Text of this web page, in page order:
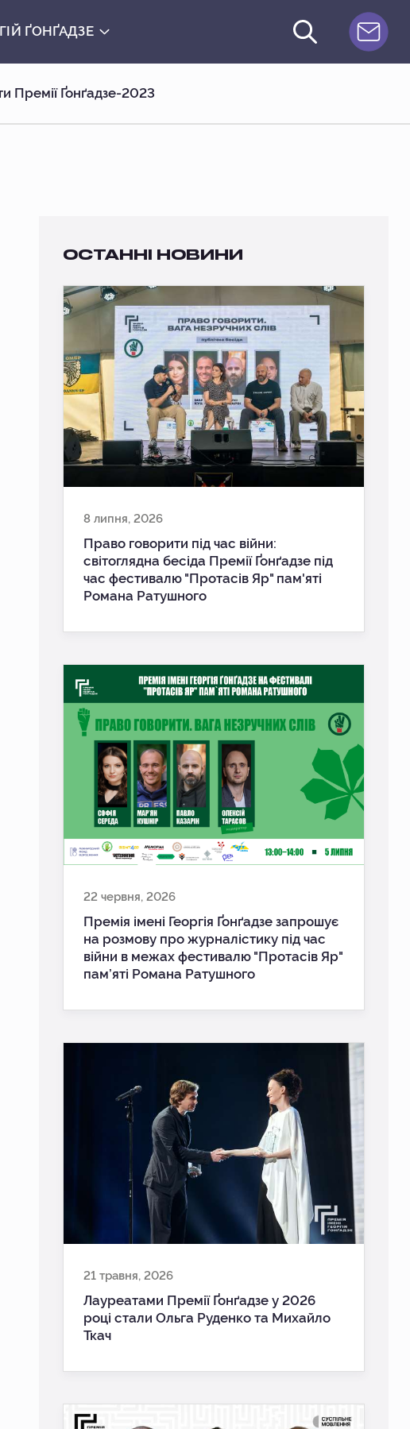
ҐОНҐАДЗЕ
Премії Ґонґадзе-2023
ОСТАННІ НОВИНИ
8 липня, 2026
Право говорити під час війни:
світоглядна бесіда Премії Ґонґадзе під
час фестивалю "Протасів Яр" пам'яті
Романа Ратушного
22 червня, 2026
Премія імені Георгія Ґонґадзе запрошує
на розмову про журналістику під час
війни в межах фестивалю "Протасів Яр"
пам’яті Романа Ратушного
21 травня, 2026
Лауреатами Премії Ґонґадзе у 2026
році стали Ольга Руденко та Михайло
Ткач